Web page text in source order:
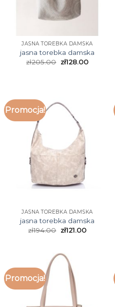
JASNA TOREBKA DAMSKA
jasna torebka damska
zł205.00 zł128.00
Promocja!
JASNA TOREBKA DAMSKA
jasna torebka damska
zł194.00 zł121.00
Promocja!